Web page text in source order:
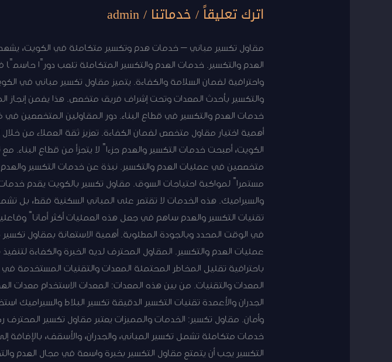
اترك تعليقاً/خدماتنا /
admin
مقاول تكسير مباني – خدمات هدم وتكسير متكاملة في الكويت،
الهدم والتكسير. خدمات الهدم والتكسير المتكاملة تلعب دورًا حاسمًا
واحترافية لضمان السلامة والكفاءة. يتميز مقاول تكسير مباني في
والتكسير بأحدث المعدات وتحت إشراف فريق متخصص. هذا يضمن إنجاز
خدمات الهدم والتكسير في قطاع البناء. دور المقاولين المتخصصين
أهمية اختيار مقاول متخصص لضمان الكفاءة. تعزيز ثقة العملاء من
الكويت، أصبحت خدمات التكسير والهدم جزءاً لا يتجزأ من قطاع البناء. مع
متخصصين في عمليات الهدم والتكسير. نبذة عن خدمات التكسير
مستمراً لمواكبة احتياجات السوق. مقاول تكسير بالكويت يقدم خدمات
والسيراميك. هذه الخدمات لا تقتصر على المباني السكنية فقط، بل
تقنيات التكسير والهدم ساهم في جعل هذه العمليات أكثر أماناً
في الوقت المحدد وبالجودة المطلوبة. أهمية الاستعانة بمقاول
عمليات الهدم والتكسير. المقاول المحترف لديه الخبرة والكفاءة
باحترافية تقليل المخاطر المحتملة المعدات والتقنيات
المعدات والتقنيات. من بين هذه المعدات: المعدات الاستخدام معدات
الجدران والأعمدة تقنيات التكسير الدقيقة تكسير البلاط والسيراميك
وأمان. مقاول تكسير: الخدمات والمميزات يعتبر مقاول تكسير
خدمات متكاملة تشمل تكسير المباني، والجدران، والأسقف، بالإضافة
التكسير يجب أن يتمتع مقاول التكسير بخبرة واسعة في مجال الهدم